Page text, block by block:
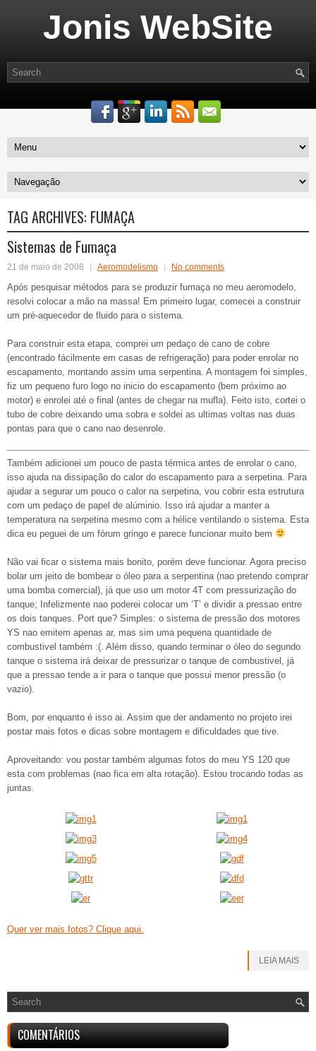
Jonis WebSite
TAG ARCHIVES: FUMAÇA
Sistemas de Fumaça
21 de maio de 2008 Aeromodelismo No comments
Após pesquisar métodos para se produzir fumaça no meu aeromodelo,
resolvi colocar a mão na massa! Em primeiro lugar, comecei a construir
um pré-aquecedor de fluido para o sistema.
Para construir esta etapa, comprei um pedaço de cano de cobre
(encontrado fácilmente em casas de refrigeração) para poder enrolar no
escapamento, montando assim uma serpentina. A montagem foi simples,
fiz um pequeno furo logo no inicio do escapamento (bem próximo ao
motor) e enrolei até o final (antes de chegar na mufla). Feito isto, cortei o
tubo de cobre deixando uma sobra e soldei as ultimas voltas nas duas
pontas para que o cano nao desenrole.
Também adicionei um pouco de pasta térmica antes de enrolar o cano,
isso ajuda na dissipação do calor do escapamento para a serpetina. Para
ajudar a segurar um pouco o calor na serpetina, vou cobrir esta estrutura
com um pedaço de papel de alúminio. Isso irá ajudar a manter a
temperatura na serpetina mesmo com a hélice ventilando o sistema. Esta
dica eu peguei de um fórum gringo e parece funcionar muito bem
Não vai ficar o sistema mais bonito, porém deve funcionar. Agora preciso
bolar um jeito de bombear o óleo para a serpentina (nao pretendo comprar
uma bomba comercial), já que uso um motor 4T com pressurização do
tanque; Infelizmente nao poderei colocar um ‘T’ e dividir a pressao entre
os dois tanques. Port que? Simples: o sistema de pressão dos motores
YS nao emitem apenas ar, mas sim uma pequena quantidade de
combustivel também :(. Além disso, quando terminar o óleo do segundo
tanque o sistema irá deixar de pressurizar o tanque de combustivel, já
que a pressao tende a ir para o tanque que possui menor pressão (o
vazio).
Bom, por enquanto é isso ai. Assim que der andamento no projeto irei
postar mais fotos e dicas sobre montagem e dificuldades que tive.
Aproveitando: vou postar também algumas fotos do meu YS 120 que
esta com problemas (nao fica em alta rotação). Estou trocando todas as
juntas.
Quer ver mais fotos? Clique aqui.
LEIA MAIS
COMENTÁRIOS